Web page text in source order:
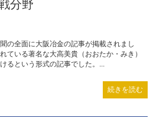
分野
全面に大阪冶金の記事が掲載されまし
ている著名な大高美貴（おおたか・みき）
るという形式の記事でした。...
続きを読む